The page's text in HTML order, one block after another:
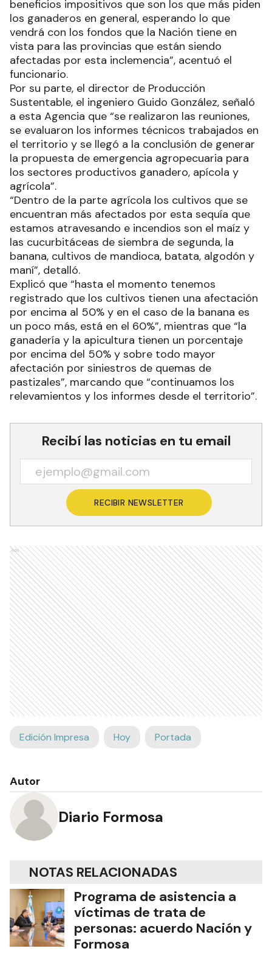
beneficios impositivos que son los que más piden
los ganaderos en general, esperando lo que
vendrá con los fondos que la Nación tiene en
vista para las provincias que están siendo
afectadas por esta inclemencia”, acentuó el
funcionario.
Por su parte, el director de Producción
Sustentable, el ingeniero Guido González, señaló
a esta Agencia que “se realizaron las reuniones,
se evaluaron los informes técnicos trabajados en
el territorio y se llegó a la conclusión de generar
la propuesta de emergencia agropecuaria para
los sectores productivos ganadero, apícola y
agrícola”.
“Dentro de la parte agrícola los cultivos que se
encuentran más afectados por esta sequía que
estamos atravesando e incendios son el maíz y
las cucurbitáceas de siembra de segunda, la
banana, cultivos de mandioca, batata, algodón y
maní”, detalló.
Explicó que “hasta el momento tenemos
registrado que los cultivos tienen una afectación
por encima al 50% y en el caso de la banana es
un poco más, está en el 60%”, mientras que “la
ganadería y la apicultura tienen un porcentaje
por encima del 50% y sobre todo mayor
afectación por siniestros de quemas de
pastizales”, marcando que “continuamos los
relevamientos y los informes desde el territorio”.
Recibí las noticias en tu email
RECIBIR NEWSLETTER
Ads
Edición Impresa Hoy Portada
Autor
Diario Formosa
NOTAS RELACIONADAS
Programa de asistencia a
víctimas de trata de
personas: acuerdo Nación y
Formosa